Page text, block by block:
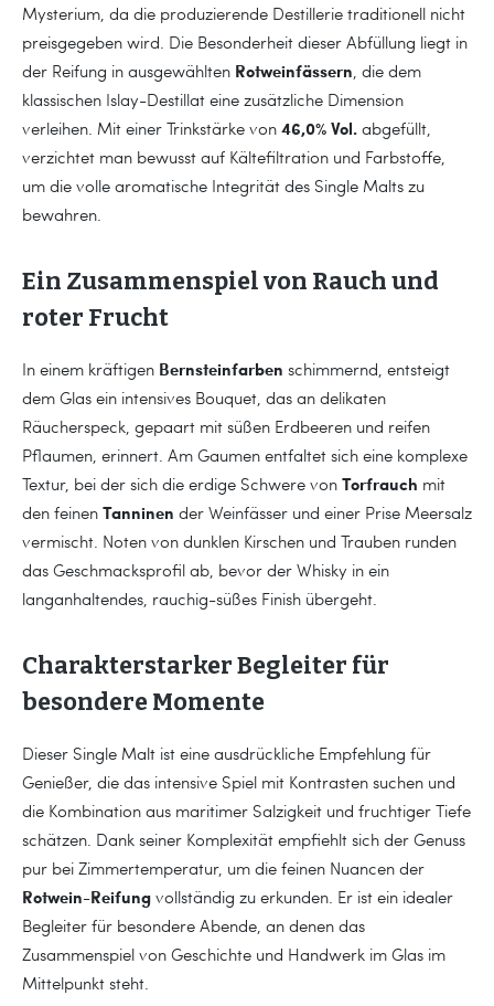
Mysterium, da die produzierende Destillerie traditionell nicht
preisgegeben wird. Die Besonderheit dieser Abfüllung liegt in
der Reifung in ausgewählten Rotweinfässern , die dem
klassischen Islay-Destillat eine zusätzliche Dimension
verleihen. Mit einer Trinkstärke von 46,0% Vol. abgefüllt,
verzichtet man bewusst auf Kältefiltration und Farbstoffe,
um die volle aromatische Integrität des Single Malts zu
bewahren.
Ein Zusammenspiel von Rauch und
roter Frucht
In einem kräftigen Bernsteinfarben schimmernd, entsteigt
dem Glas ein intensives Bouquet, das an delikaten
Räucherspeck, gepaart mit süßen Erdbeeren und reifen
Pflaumen, erinnert. Am Gaumen entfaltet sich eine komplexe
Textur, bei der sich die erdige Schwere von Torfrauch mit
den feinen Tanninen der Weinfässer und einer Prise Meersalz
vermischt. Noten von dunklen Kirschen und Trauben runden
das Geschmacksprofil ab, bevor der Whisky in ein
langanhaltendes, rauchig-süßes Finish übergeht.
Charakterstarker Begleiter für
besondere Momente
Dieser Single Malt ist eine ausdrückliche Empfehlung für
Genießer, die das intensive Spiel mit Kontrasten suchen und
die Kombination aus maritimer Salzigkeit und fruchtiger Tiefe
schätzen. Dank seiner Komplexität empfiehlt sich der Genuss
pur bei Zimmertemperatur, um die feinen Nuancen der
Rotwein-Reifung vollständig zu erkunden. Er ist ein idealer
Begleiter für besondere Abende, an denen das
Zusammenspiel von Geschichte und Handwerk im Glas im
Mittelpunkt steht.